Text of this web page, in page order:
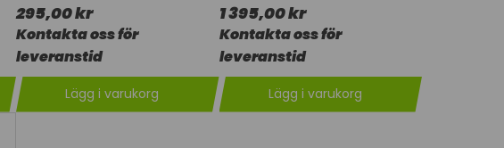
295,00 kr
Kontakta oss för
leveranstid
Lägg i varukorg
1 395,00 kr
Kontakta oss för
leveranstid
Lägg i varukorg